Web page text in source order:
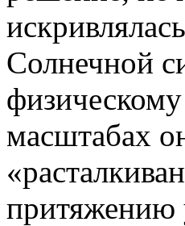
Солнечной
масштабах
притяжению